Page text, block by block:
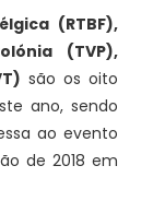
(RTBF),
(TVP),
são os oito
ano, sendo
ao evento
de 2018 em